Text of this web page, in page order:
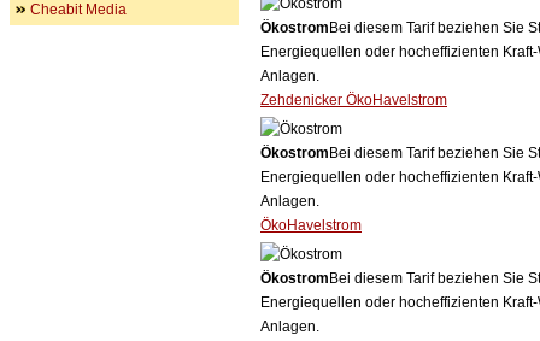
Ökostrom Bei diesem Tarif beziehen Sie
Energiequellen oder hocheffizienten
Anlagen.
Zehdenicker ÖkoHavelstrom
Ökostrom Bei diesem Tarif beziehen Sie
Energiequellen oder hocheffizienten
Anlagen.
ÖkoHavelstrom
Ökostrom Bei diesem Tarif beziehen Sie
Energiequellen oder hocheffizienten
Anlagen.
Cheabit Media